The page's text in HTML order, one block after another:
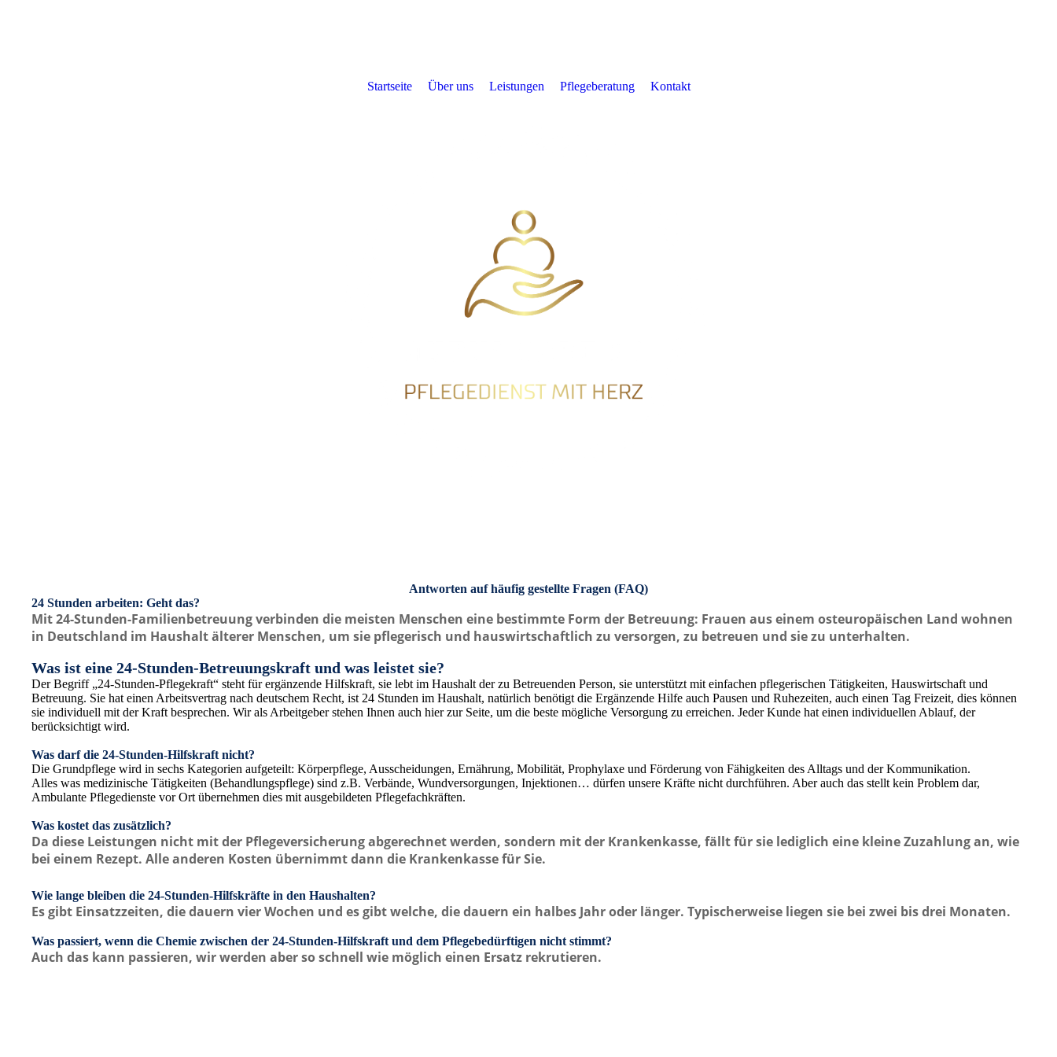
Startseite Über uns Leistungen Pflegeberatung Kontakt
Antworten auf häufig gestellte Fragen (FAQ)
24 Stunden arbeiten: Geht das?
Mit 24-Stunden-Familienbetreuung verbinden die meisten Menschen eine bestimmte Form der Betreuung: Frauen aus einem osteuropäischen Land wohnen
in Deutschland im Haushalt älterer Menschen, um sie pflegerisch und hauswirtschaftlich zu versorgen, zu betreuen und sie zu unterhalten.
Was ist eine 24-Stunden-Betreuungskraft und was leistet sie?
Der Begriff „24-Stunden-Pflegekraft“ steht für ergänzende Hilfskraft, sie lebt im Haushalt der zu Betreuenden Person, sie unterstützt mit einfachen pflegerischen Tätigkeiten, Hauswirtschaft und
Betreuung. Sie hat einen Arbeitsvertrag nach deutschem Recht, ist 24 Stunden im Haushalt, natürlich benötigt die Ergänzende Hilfe auch Pausen und Ruhezeiten, auch einen Tag Freizeit, dies können
sie individuell mit der Kraft besprechen. Wir als Arbeitgeber stehen Ihnen auch hier zur Seite, um die beste mögliche Versorgung zu erreichen. Jeder Kunde hat einen individuellen Ablauf, der
berücksichtigt wird.
Was darf die 24-Stunden-Hilfskraft nicht?
Die Grundpflege wird in sechs Kategorien aufgeteilt: Körperpflege, Ausscheidungen, Ernährung, Mobilität, Prophylaxe und Förderung von Fähigkeiten des Alltags und der Kommunikation.
Alles was medizinische Tätigkeiten (Behandlungspflege) sind z.B. Verbände, Wundversorgungen, Injektionen… dürfen unsere Kräfte nicht durchführen. Aber auch das stellt kein Problem dar,
Ambulante Pflegedienste vor Ort übernehmen dies mit ausgebildeten Pflegefachkräften.
Was kostet das zusätzlich?
Da diese Leistungen nicht mit der Pflegeversicherung abgerechnet werden, sondern mit der Krankenkasse, fällt für sie lediglich eine kleine Zuzahlung an, wie
bei einem Rezept. Alle anderen Kosten übernimmt dann die Krankenkasse für Sie.
Wie lange bleiben die 24-Stunden-Hilfskräfte in den Haushalten?
Es gibt Einsatzzeiten, die dauern vier Wochen und es gibt welche, die dauern ein halbes Jahr oder länger. Typischerweise liegen sie bei zwei bis drei Monaten.
Was passiert, wenn die Chemie zwischen der 24-Stunden-Hilfskraft und dem Pflegebedürftigen nicht stimmt?
Auch das kann passieren, wir werden aber so schnell wie möglich einen Ersatz rekrutieren.